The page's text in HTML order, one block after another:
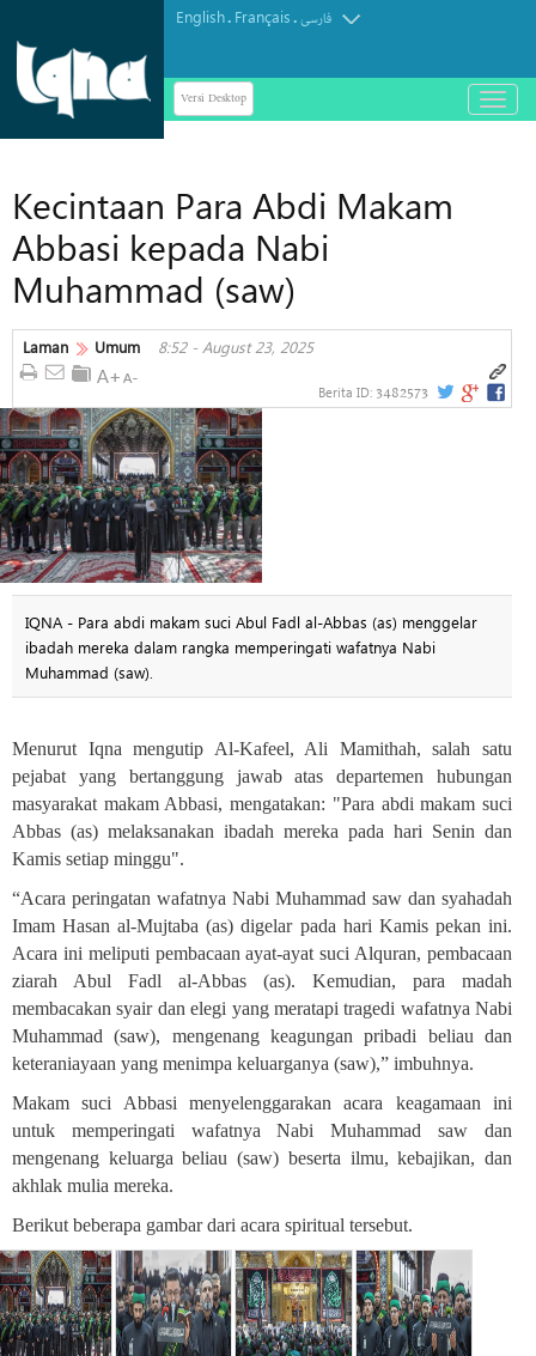
English. Français.فارسی
Versi Desktop
باز
و
Kecintaan Para Abdi Makam
Abbasi kepada Nabi
Muhammad (saw)
Laman Umum 8:52 - August 23, 2025
Berita ID: 3482573
IQNA - Para abdi makam suci Abul Fadl al-Abbas (as) menggelar
ibadah mereka dalam rangka memperingati wafatnya Nabi
Muhammad (saw).
Menurut Iqna mengutip Al-Kafeel, Ali Mamithah, salah satu
pejabat yang bertanggung jawab atas departemen hubungan
masyarakat makam Abbasi, mengatakan: "Para abdi makam suci
Abbas (as) melaksanakan ibadah mereka pada hari Senin dan
Kamis setiap minggu."
“Acara peringatan wafatnya Nabi Muhammad saw dan syahadah
Imam Hasan al-Mujtaba (as) digelar pada hari Kamis pekan ini.
Acara ini meliputi pembacaan ayat-ayat suci Alquran, pembacaan
ziarah Abul Fadl al-Abbas (as). Kemudian, para madah
membacakan syair dan elegi yang meratapi tragedi wafatnya Nabi
Muhammad(saw), mengenang keagungan pribadi beliau dan
keteraniayaan yang menimpa keluarganya (saw),” imbuhnya.
Makam suci Abbasi menyelenggarakan acara keagamaan ini
untuk memperingati wafatnya Nabi Muhammad saw dan
mengenang keluarga beliau (saw) beserta ilmu, kebajikan, dan
akhlak mulia mereka.
Berikut beberapa gambar dari acara spiritual tersebut.